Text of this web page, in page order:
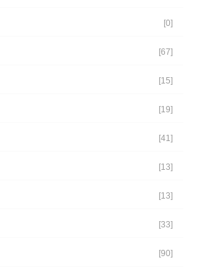
[0]
[67]
[15]
[19]
[41]
[13]
[13]
[33]
[90]